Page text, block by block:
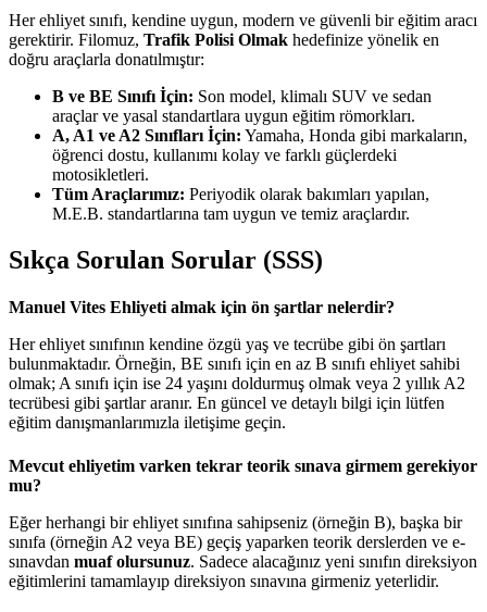
Her ehliyet sınıfı, kendine uygun, modern ve güvenli bir eğitim aracı
gerektirir. Filomuz, Trafik Polisi Olmak hedefinize yönelik en
doğru araçlarla donatılmıştır:
B ve BE Sınıfı İçin: Son model, klimalı SUV ve sedan
araçlar ve yasal standartlara uygun eğitim römorkları.
A, A1 ve A2 Sınıfları İçin: Yamaha, Honda gibi markaların,
öğrenci dostu, kullanımı kolay ve farklı güçlerdeki
motosikletleri.
Tüm Araçlarımız: Periyodik olarak bakımları yapılan,
M.E.B. standartlarına tam uygun ve temiz araçlardır.
Sıkça Sorulan Sorular (SSS)
Manuel Vites Ehliyeti almak için ön şartlar nelerdir?
Her ehliyet sınıfının kendine özgü yaş ve tecrübe gibi ön şartları
bulunmaktadır. Örneğin, BE sınıfı için en az B sınıfı ehliyet sahibi
olmak; A sınıfı için ise 24 yaşını doldurmuş olmak veya 2 yıllık A2
tecrübesi gibi şartlar aranır. En güncel ve detaylı bilgi için lütfen
eğitim danışmanlarımızla iletişime geçin.
Mevcut ehliyetim varken tekrar teorik sınava girmem gerekiyor
mu?
Eğer herhangi bir ehliyet sınıfına sahipseniz (örneğin B), başka bir
sınıfa (örneğin A2 veya BE) geçiş yaparken teorik derslerden ve e-
sınavdan muaf olursunuz. Sadece alacağınız yeni sınıfın direksiyon
eğitimlerini tamamlayıp direksiyon sınavına girmeniz yeterlidir.